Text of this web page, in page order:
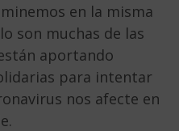
en la misma
son muchas de las
aportando
para intentar
nos afecte en